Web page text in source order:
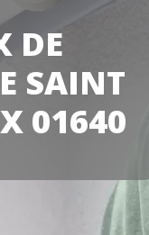
DE
SAINT
01640